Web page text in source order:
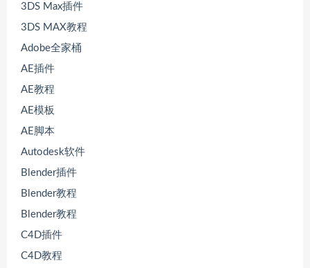
3DS Max插件
3DS MAX教程
Adobe全家桶
AE插件
AE教程
AE模板
AE脚本
Autodesk软件
Blender插件
Blender教程
Blender教程
C4D插件
C4D教程